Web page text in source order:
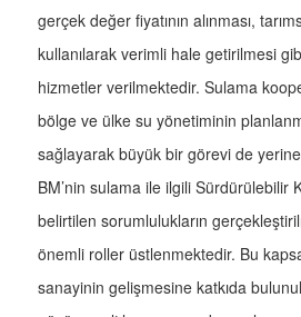
gerçek değer fiyatının alınması,
kullanılarak verimli hale getirilmesi
hizmetler verilmektedir. Sulama
bölge ve ülke su yönetiminin
sağlayarak büyük bir görevi de
BM’nin sulama ile ilgili Sürdürülebilir
belirtilen sorumlulukların
önemli roller üstlenmektedir. Bu
sanayinin gelişmesine katkıda